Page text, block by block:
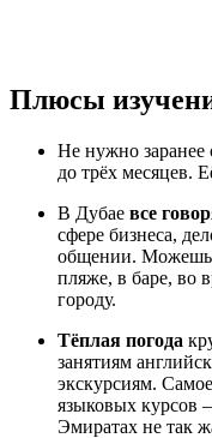
Плюсы
Не нужно заранее
до трёх месяцев.
В Дубае все
сфере бизнеса,
общении. Можешь
пляже, в баре, во
городу.
Тёплая погода
занятиям
экскурсиям.
языковых курсов
Эмиратах не так